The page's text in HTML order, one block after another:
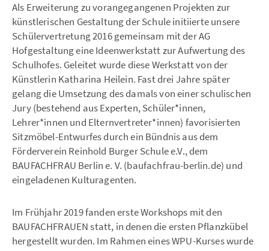
Als Erweiterung zu vorangegangenen Projekten zur
künstlerischen Gestaltung der Schule initiierte unsere
Schülervertretung 2016 gemeinsam mit der AG
Hofgestaltung eine Ideenwerkstatt zur Aufwertung des
Schulhofes. Geleitet wurde diese Werkstatt von der
Künstlerin Katharina Heilein. Fast drei Jahre später
gelang die Umsetzung des damals von einer schulischen
Jury (bestehend aus Experten, Schüler*innen,
Lehrer*innen und Elternvertreter*innen) favorisierten
Sitzmöbel-Entwurfes durch ein Bündnis aus dem
Förderverein Reinhold Burger Schule e.V., dem
BAUFACHFRAU Berlin e. V. (baufachfrau-berlin.de) und
eingeladenen Kulturagenten.
Im Frühjahr 2019 fanden erste Workshops mit den
BAUFACHFRAUEN statt, in denen die ersten Pflanzkübel
hergestellt wurden. Im Rahmen eines WPU-Kurses wurde